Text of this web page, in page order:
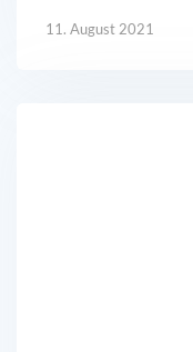
11. August 2021